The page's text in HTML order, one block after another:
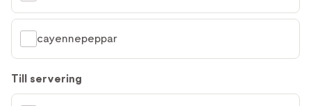
cayennepeppar
Till servering